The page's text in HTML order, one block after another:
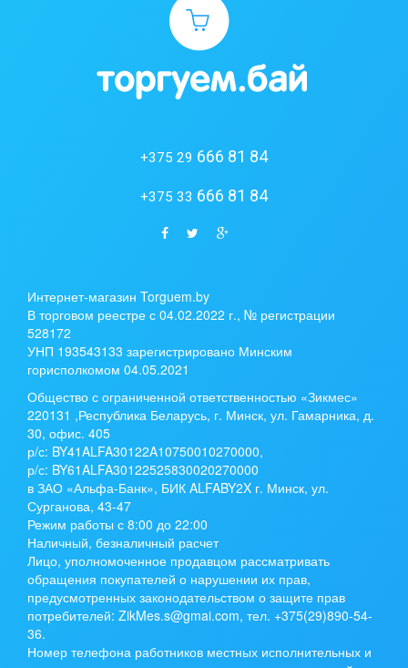
+375 29 666 81 84
+375 33 666 81 84
Интернет-магазин Torguem.by
В торговом реестре с 04.02.2022 г., № регистрации
528172
УНП 193543133 зарегистрировано Минским
горисполкомом 04.05.2021
Общество с ограниченной ответственностью «Зикмес»
220131 ,Республика Беларусь, г. Минск, ул. Гамарника, д.
30, офис. 405
р/с: BY41ALFA30122A10750010270000,
р/с: BY61ALFA30122525830020270000
в ЗАО «Альфа-Банк», БИК ALFABY2X г. Минск, ул.
Сурганова, 43-47
Режим работы с 8:00 до 22:00
Наличный, безналичный расчет
Лицо, уполномоченное продавцом рассматривать
обращения покупателей о нарушении их прав,
предусмотренных законодательством о защите прав
потребителей: ZikMes.s@gmai.com, тел. +375(29)890-54-
36.
Номер телефона работников местных исполнительных и